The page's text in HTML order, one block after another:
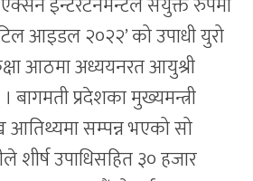
आइडल २०२२’ को उपाधी युरो
आठमा अध्ययनरत आयुश्री
प्रदेशका मुख्यमन्त्री
आतिथ्यमा सम्पन्न भएको सो
शीर्ष उपाधिसहित ३० हजार